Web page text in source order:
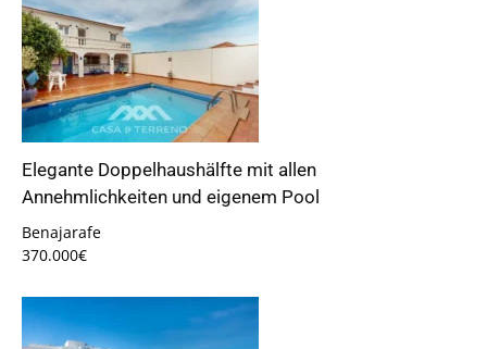
Elegante Doppelhaushälfte mit allen
Annehmlichkeiten und eigenem Pool
Benajarafe
370.000€